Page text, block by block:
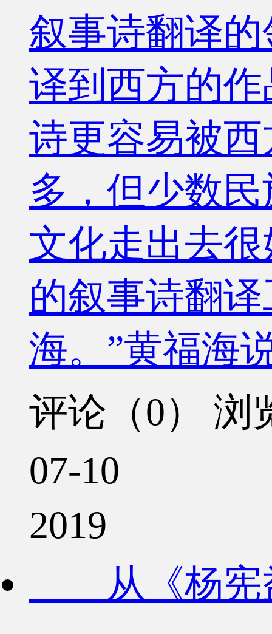
叙事诗翻译
译到西方的
诗更容易被
多，但少数
文化走出去
的叙事诗翻
海。”黄福海
评论（0） 浏
07-10
2019
从《杨宪